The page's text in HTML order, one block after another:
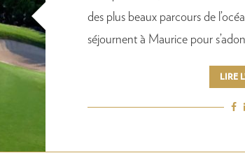
des plus beaux parcours de
séjournent à Maurice pour
LIRE